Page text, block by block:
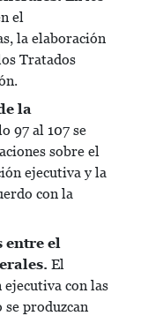
el
la elaboración
Tratados
la
97 al 107 se
sobre el
ejecutiva y la
con la
entre el
El
con las
se produzcan